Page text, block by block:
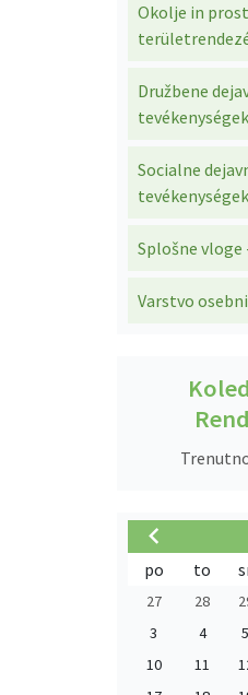
Okolje in
Družbene
tevékenységek
Socialne
tevékenységek
Splošne
Varstvo
po
to
27 28
3
4 5
10
11